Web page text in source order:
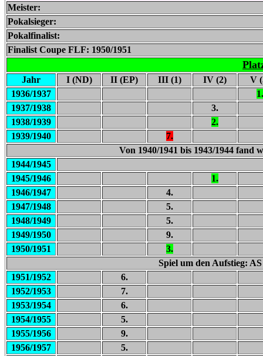
Meister:
Pokalsieger:
Pokalfinalist:
Finalist Coupe FLF: 1950/1951
Jahr I (ND) II (EP) III (1) IV (2)
V
1936/1937
1.
1937/1938
3.
1938/1939
2.
1939/1940
7.
Von 1940/1941 bis 1943/1944 fand
1944/1945
1945/1946
1.
1946/1947
4.
1947/1948
5.
1948/1949
5.
1949/1950
9.
1950/1951
3.
Spiel um den Aufstieg:
1951/1952
6.
1952/1953
7.
1953/1954
6.
1954/1955
5.
1955/1956
9.
1956/1957
5.